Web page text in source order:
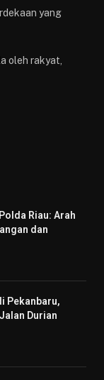
yang
oleh rakyat,
Riau: Arah
dan
Pekanbaru,
Durian